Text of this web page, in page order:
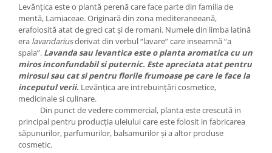
Levănțica este o plantă perenă care face parte din familia de
mentă, Lamiaceae. Originară din zona mediteraneeană,
erafolosită atat de greci cat și de romani. Numele din limba latină
era lavandariusderivat din verbul“lavare”care inseamnă“a
spala”. Lavanda sau levantica este o planta aromatica cu un
miros inconfundabil si puternic. Este apreciata atat pentru
mirosul sau cat si pentru florile frumoase pe care le face la
inceputul verii. Levănțica are intrebuințări cosmetice,
medicinale si culinare.
Din punct de vedere commercial, planta este crescută in
principal pentru producția uleiului care este folosit in fabricarea
săpunurilor, parfumurilor, balsamurilor și a altor produse
cosmetic.